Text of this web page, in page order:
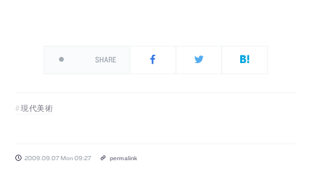
SHARE
現代美術
2009.09.07 Mon 09:27 permalink